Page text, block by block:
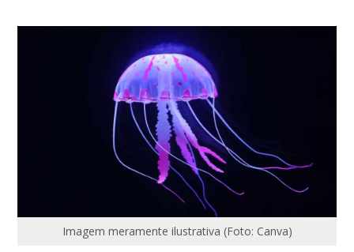
Imagem meramente ilustrativa (Foto: Canva)